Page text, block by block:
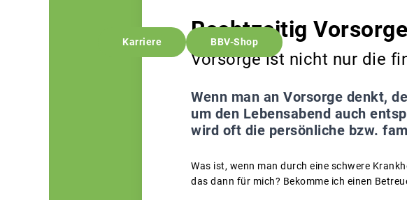
Karriere BBV-Shop
Rechtzeitig
Vorsorge ist nicht nur die
Wenn man an Vorsorge denkt,
um den Lebensabend auch
wird oft die persönliche bzw.
Was ist, wenn man durch eine schwere
das dann für mich? Bekomme ich einen